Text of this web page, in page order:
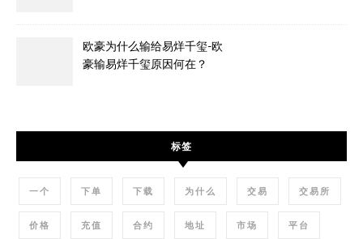
欧豪为什么输给易烊千玺-欧
豪输易烊千玺原因何在？
标签
一个 下单 下载 为什么 交易 交易所
价格 充值 合约 地址 市场 平台